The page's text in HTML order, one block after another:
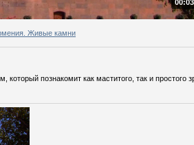
Живые камни
который познакомит как маститого, так и